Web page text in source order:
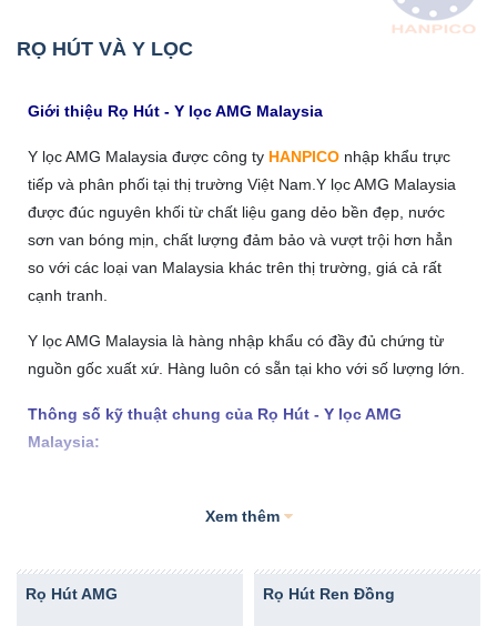
RỌ HÚT VÀ Y LỌC
Giới thiệu Rọ Hút - Y lọc AMG Malaysia
Y lọc AMG Malaysia được công ty HANPICO nhập khẩu trực
tiếp và phân phối tại thị trường Việt Nam.Y lọc AMG Malaysia
được đúc nguyên khối từ chất liệu gang dẻo bền đẹp, nước
sơn van bóng mịn, chất lượng đảm bảo và vượt trội hơn hẳn
so với các loại van Malaysia khác trên thị trường, giá cả rất
cạnh tranh.
Y lọc AMG Malaysia là hàng nhập khẩu có đầy đủ chứng từ
nguồn gốc xuất xứ. Hàng luôn có sẵn tại kho với số lượng lớn.
Thông số kỹ thuật chung của Rọ Hút - Y lọc AMG
Malaysia:
Thiết kế: BS2080/DIN3202-F1
Xem thêm
Rọ Hút AMG Rọ Hút Ren Đồng